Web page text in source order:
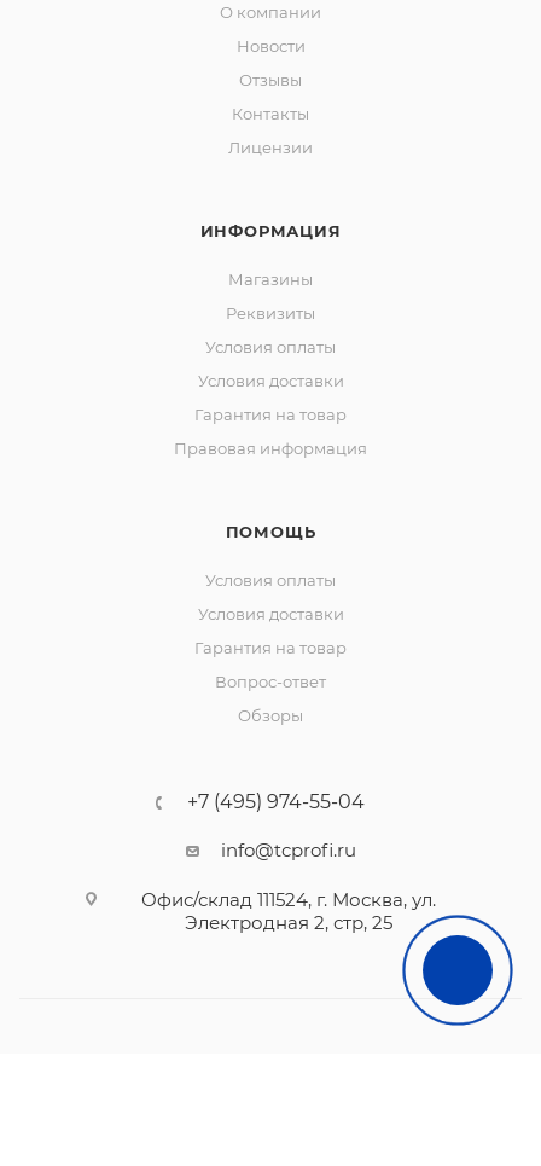
О компании
Новости
Отзывы
Контакты
Лицензии
ИНФОРМАЦИЯ
Магазины
Реквизиты
Условия оплаты
Условия доставки
Гарантия на товар
Правовая информация
ПОМОЩЬ
Условия оплаты
Условия доставки
Гарантия на товар
Вопрос-ответ
Обзоры
+7 (495) 974-55-04
info@tcprofi.ru
Офис/склад 111524, г. Москва, ул.
Электродная 2, стр, 25